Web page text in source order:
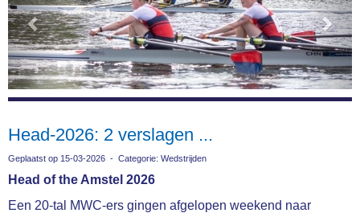
Head-2026: 2 verslagen ...
Geplaatst op 15-03-2026 - Categorie: Wedstrijden
Head of the Amstel 2026
Een 20-tal MWC-ers gingen afgelopen weekend naar